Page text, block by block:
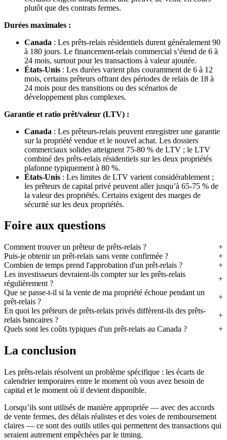
plutôt que des contrats fermes.
Durées maximales :
Canada : Les prêts-relais résidentiels durent généralement 90
à 180 jours. Le financement-relais commercial s’étend de 6 à
24 mois, surtout pour les transactions à valeur ajoutée.
États-Unis : Les durées varient plus couramment de 6 à 12
mois, certains prêteurs offrant des périodes de relais de 18 à
24 mois pour des transitions ou des scénarios de
développement plus complexes.
Garantie et ratio prêt/valeur (LTV) :
Canada : Les prêteurs-relais peuvent enregistrer une garantie
sur la propriété vendue et le nouvel achat. Les dossiers
commerciaux solides atteignent 75-80 % de LTV ; le LTV
combiné des prêts-relais résidentiels sur les deux propriétés
plafonne typiquement à 80 %.
États-Unis : Les limites de LTV varient considérablement ;
les prêteurs de capital privé peuvent aller jusqu’à 65-75 % de
la valeur des propriétés. Certains exigent des marges de
sécurité sur les deux propriétés.
Foire aux questions
Comment trouver un prêteur de prêts-relais ?
Puis-je obtenir un prêt-relais sans vente confirmée ?
Combien de temps prend l'approbation d'un prêt-relais ?
Les investisseurs devraient-ils compter sur les prêts-relais
régulièrement ?
Que se passe-t-il si la vente de ma propriété échoue pendant un
prêt-relais ?
En quoi les prêteurs de prêts-relais privés diffèrent-ils des prêts-
relais bancaires ?
Quels sont les coûts typiques d'un prêt-relais au Canada ?
La conclusion
Les prêts-relais résolvent un problème spécifique : les écarts de
calendrier temporaires entre le moment où vous avez besoin de
capital et le moment où il devient disponible.
Lorsqu’ils sont utilisés de manière appropriée — avec des accords
de vente fermes, des délais réalistes et des voies de remboursement
claires — ce sont des outils utiles qui permettent des transactions qui
seraient autrement empêchées par le timing.